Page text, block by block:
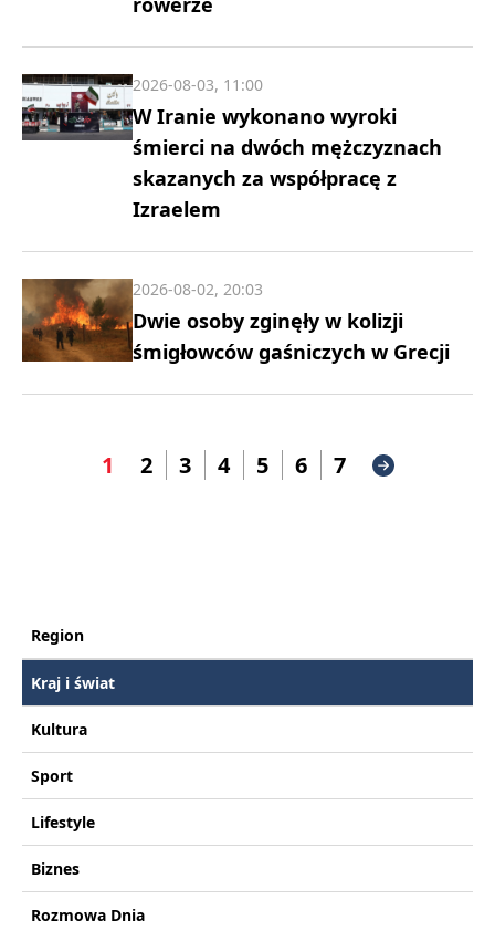
W Iranie wykonano wyroki
śmierci na dwóch mężczyznach
skazanych za współpracę z
Izraelem
2026-08-03, 11:00
Dwie osoby zginęły w kolizji
śmigłowców gaśniczych w Grecji
2026-08-02, 20:03
1 2 3 4 5 6 7
Region
Kraj i świat
Kultura
Sport
Lifestyle
Biznes
Rozmowa Dnia